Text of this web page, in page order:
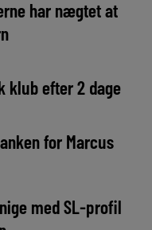
har nægtet at
klub efter 2 dage
for Marcus
med SL-profil